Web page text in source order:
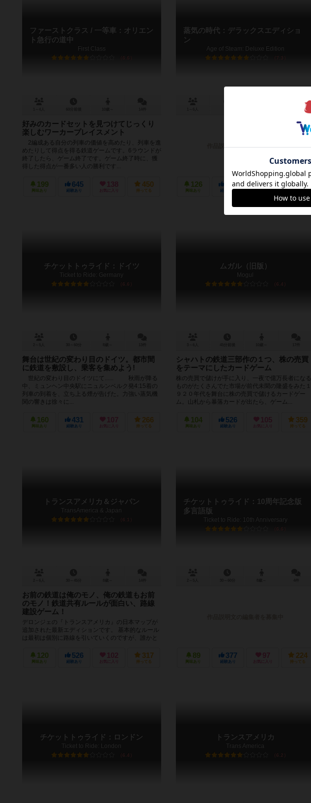
ファーストクラス / 一等車：オリエン
ト急行の道中
First Class
6.6
好みのカードセットを見つけてじっくり
楽しむワーカープレイスメント
2編成ある自分の列車の価値を高めたり、列車を進
めたりして得点を得る鉄道ゲームです。6ラウンドが
終了したら、ゲーム終了です。ゲーム終了時に、獲
得した得点が一番多い人の勝利です...
199
興味あり
645
経験あり
138
お気に入り
450
持ってる
蒸気の時代：デラックスエディショ
ン
Age of Steam: Deluxe Edition
7.3
作品説明文の編集者を募集中
126
興味あり
352
経験あり
131 331
チケットトゥライド：ドイツ
Ticket to Ride: Germany
6.6
舞台は世紀の変わり目のドイツ。都市間
に鉄道を敷設し、乗客を集めよう!
世紀の変わり目のドイツにて...... 秋雨が降る
中、ミュンヘン中央駅にニュルンベルク発4:15着の
列車の到着を、立ち上る煙が告げた。力強い蒸気機
関の響きは徐々に...
160
興味あり
431
経験あり
107
お気に入り
266
持ってる
ムガル（旧版）
Mogul
6.4
シャハトの鉄道三部作の１つ、株の売買
をテーマにしたカードゲーム
株の売買で儲けが手に入り、一夜で億万長者になる
ものがたくさんでた市場が前代未聞の隆盛をみた１
９２０年代を舞台に株の売買で儲けるカードゲー
ム。山札から暴落カードが出たら、ゲーム...
104
興味あり
526
経験あり
105
お気に入り
359
持ってる
トランスアメリカ＆ジャパン
TransAmerica & Japan
6.1
お前の鉄道は俺のモノ、俺の鉄道もお前
のモノ！鉄道共有ルールが面白い、路線
建設ゲーム！
デロンジェの『トランスアメリカ』の日本マップが
追加された最新エディションです。 基本的なルール
は最初は個別に路線を引いていくのですが、誰かと
120
興味あり
526
経験あり
102
お気に入り
317
持ってる
チケットトゥライド：10周年記念版
多言語版
Ticket to Ride: 10th Anniversary
6.6
89
興味あり
377
経験あり
97
お気に入り
224
持ってる
チケットトゥライド：ロンドン
Ticket to Ride: London
6.4
トランスアメリカ
Trans America
6.2